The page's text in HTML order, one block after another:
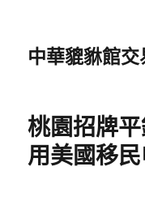
中華貔貅館交
桃園招牌
用美國移